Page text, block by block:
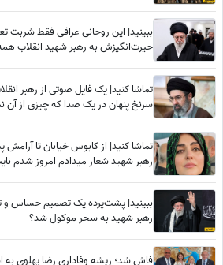
ببینید| این روحانی عراقی فقط شربت
حیرت‌انگیزش به رهبر شهید انقلاب
سرنخ پنهان در یک صدا که چیزی از آن
تماشا کنید| از کابوس خیابان تا آرامش
رهبر شهید شعار میدادم امروز شدم
ببینید| پشت‌پرده یک تصمیم حساس و
رهبر شهید به سحر موکول شد؟
فاش شد؛ ریشه وفاداری رضا پهلوی به